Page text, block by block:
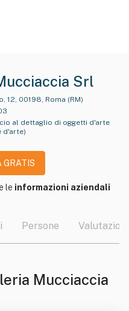
Srl
12, 00198, Roma (RM)
al dettaglio di oggetti d'arte
d'arte)
GRATIS
le informazioni aziendali
Persone Valutazioni
Mucciaccia